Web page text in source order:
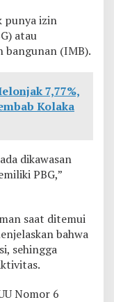
punya izin
atau
bangunan (IMB).
7,77%,
Kolaka
dikawasan
PBG,”
saat ditemui
bahwa
sehingga
Nomor 6